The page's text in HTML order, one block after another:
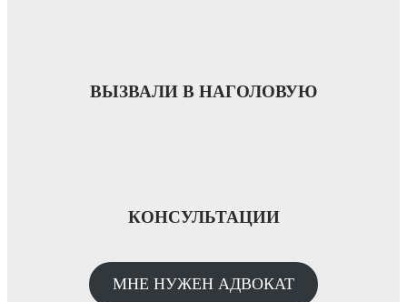
ВЫЗВАЛИ В НАГОЛОВУЮ
КОНСУЛЬТАЦИИ
МНЕ НУЖЕН АДВОКАТ